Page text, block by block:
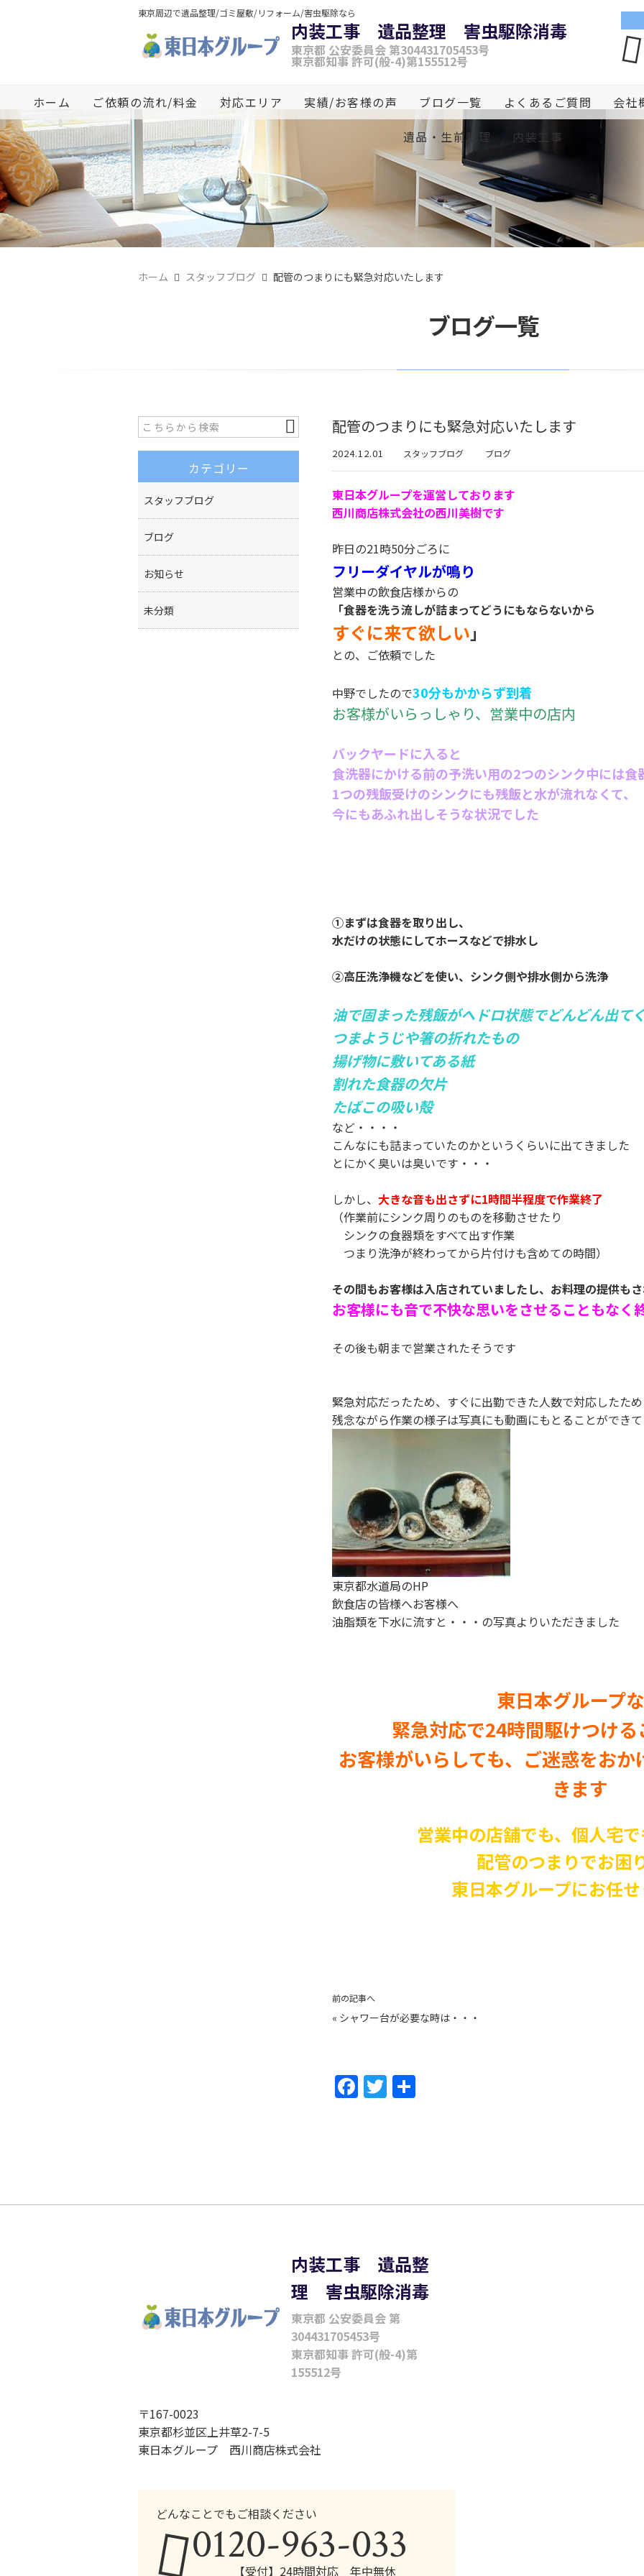
東京周辺で遺品整理/ゴミ屋敷/リフォーム/害虫駆除なら
内装工事 遺品整理 害虫駆除消毒
東京都 公安委員会 第304431705453号
東京都知事 許可(般-4)第155512号
ホーム ご依頼の流れ/料金 対応エリア 実績/お客様の声 ブログ一覧 よくあるご質問
会社
遺品・生前整理
内装工事
ホーム スタッフブログ 配管のつまりにも緊急対応いたします
ブログ一覧
配管のつまりにも緊急対応いたします
2024.12.01 スタッフブログ ブログ
東日本グループを運営しております
西川商店株式会社の西川美樹です
昨日の21時50分ごろに
フリーダイヤルが鳴り
営業中の飲食店様からの
「食器を洗う流しが詰まってどうにもならないから
すぐに来て欲しい」
との、ご依頼でした
中野でしたので30分もかからず到着
お客様がいらっしゃり、営業中の店内
バックヤードに入ると
食洗器にかける前の予洗い用の2つのシンク中には食
1つの残飯受けのシンクにも残飯と水が流れなくて、
今にもあふれ出しそうな状況でした
①まずは食器を取り出し、
水だけの状態にしてホースなどで排水し
②高圧洗浄機などを使い、シンク側や排水側から洗浄
油で固まった残飯がヘドロ状態でどんどん出て
つまようじや箸の折れたもの
揚げ物に敷いてある紙
割れた食器の欠片
たばこの吸い殻
など・・・・
こんなにも詰まっていたのかというくらいに出てきました
とにかく臭いは臭いです・・・
しかし、 大きな音も出さずに1時間半程度で作業終了
（作業前にシンク周りのものを移動させたり
シンクの食器類をすべて出す作業
つまり洗浄が終わってから片付けも含めての時間）
その間もお客様は入店されていましたし、お料理の提供も
お客様にも音で不快な思いをさせることもなく
その後も朝まで営業されたそうです
緊急対応だったため、すぐに出勤できた人数で対応したため
残念ながら作業の様子は写真にも動画にもとることができ
東京都水道局のHP
飲食店の皆様へお客様へ
油脂類を下水に流すと・・・の写真よりいただきました
東日本グループ
緊急対応で24時間駆けつけ
お客様がいらしても、ご迷惑をお
きます
営業中の店舗でも、個人宅
配管のつまりでお困
東日本グループにお任
前の記事へ
« シャワー台が必要な時は・・・
F
o
T
カテゴリー
スタッフブログ
ブログ
お知らせ
未分類
内装工事 遺品整
理 害虫駆除消毒
東京都 公安委員会 第
304431705453号
東京都知事 許可(般-4)第
155512号
〒167-0023
東京都杉並区上井草2-7-5
東日本グループ 西川商店株式会社
どんなことでもご相談ください
0120-963-033
【受付】24時間対応 年中無休